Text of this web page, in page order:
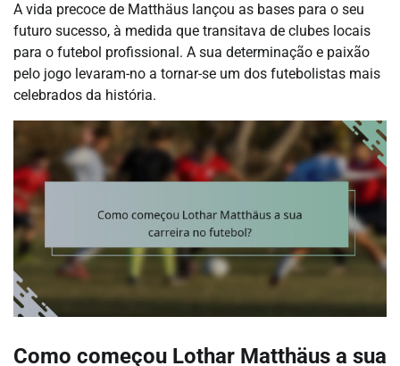
A vida precoce de Matthäus lançou as bases para o seu
futuro sucesso, à medida que transitava de clubes locais
para o futebol profissional. A sua determinação e paixão
pelo jogo levaram-no a tornar-se um dos futebolistas mais
celebrados da história.
Como começou Lothar Matthäus a sua